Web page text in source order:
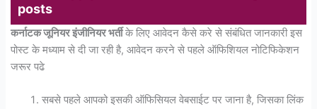
posts
कर्नाटक जूनियर इंजीनियर भर्तीके लिए आवेदन कैसे करे से संबंधित जानकारी इस
पोस्ट के मध्याम से दी जा रही है, आवेदन करने से पहले ऑफिशियल नोटिफिकेशन
जरूर पढे
सबसे पहले आपको इसकी ऑफिसियल वेबसाईट पर जाना है, जिसका लिंक